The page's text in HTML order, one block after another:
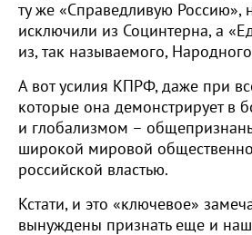
ту же «Справедливую Россию»,
исключили из Социнтерна, а
из, так называемого,
А вот усилия КПРФ, даже при
которые она демонстрирует в
и глобализмом –
широкой мировой
российской властью.
Кстати, и это «ключевое»
вынуждены признать еще и